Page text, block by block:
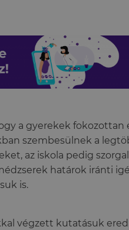
a gyerekek fokozottan
szembesülnek a
az iskola pedig
határok iránti
is.
végzett kutatásuk